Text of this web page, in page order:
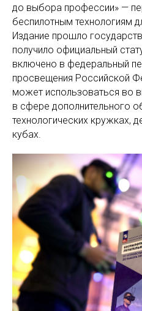
до выбора профессии» —
беспилотным технологиям
Издание прошло
получило официальный
включено в федеральный
просвещения Российской
может использоваться во
в сфере дополнительного
технологических кружках,
кубах.